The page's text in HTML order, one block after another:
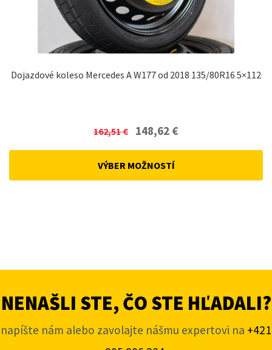
Dojazdové koleso Mercedes A W177 od 2018 135/80R16 5×112
162,51€ Original
was:
148,62 €
VÝBER MOŽNOSTÍ
NENAŠLI STE, ČO STE HĽADALI?
napíšte nám alebo zavolajte nášmu expertovi na +421